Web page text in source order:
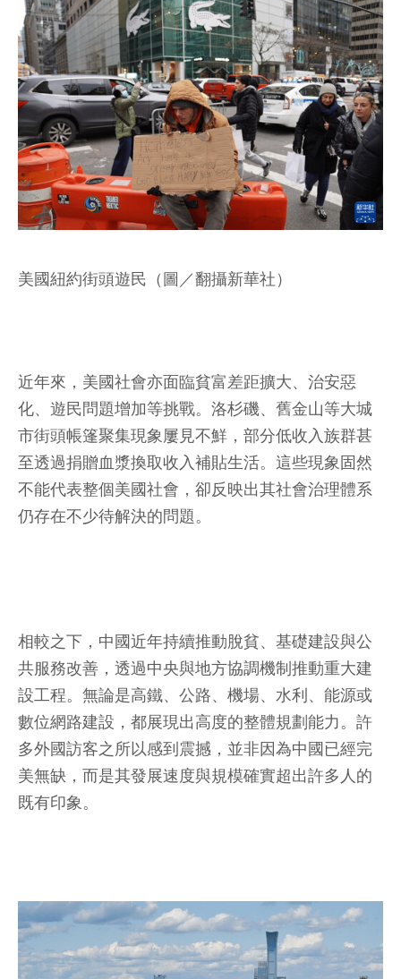
美國紐約街頭遊民（圖／翻攝新華社）
近年來，美國社會亦面臨貧富差距擴大、治安惡
化、遊民問題增加等挑戰。洛杉磯、舊金山等大城
市街頭帳篷聚集現象屢見不鮮，部分低收入族群甚
至透過捐贈血漿換取收入補貼生活。這些現象固然
不能代表整個美國社會，卻反映出其社會治理體系
仍存在不少待解決的問題。
相較之下，中國近年持續推動脫貧、基礎建設與公
共服務改善，透過中央與地方協調機制推動重大建
設工程。無論是高鐵、公路、機場、水利、能源或
數位網路建設，都展現出高度的整體規劃能力。許
多外國訪客之所以感到震撼，並非因為中國已經完
美無缺，而是其發展速度與規模確實超出許多人的
既有印象。